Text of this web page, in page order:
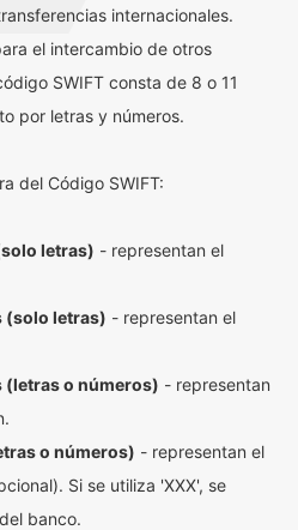
internacionales.
el intercambio de otros
SWIFT consta de 8 o 11
por letras y números.
del Código SWIFT:
letras) - representan el
(solo letras) - representan el
(letras o números) - representan
o números) - representan el
Si se utiliza 'XXX', se
banco.